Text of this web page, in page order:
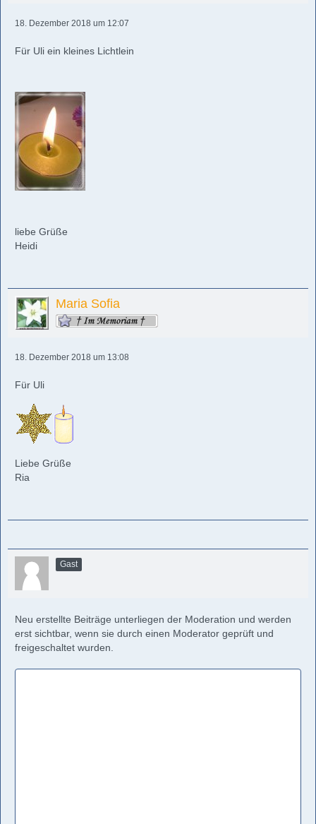
18. Dezember 2018 um 12:07
Für Uli ein kleines Lichtlein
liebe Grüße
Heidi
Maria Sofia
18. Dezember 2018 um 13:08
Für Uli
Liebe Grüße
Ria
Gast
Neu erstellte Beiträge unterliegen der Moderation und werden
erst sichtbar, wenn sie durch einen Moderator geprüft und
freigeschaltet wurden.